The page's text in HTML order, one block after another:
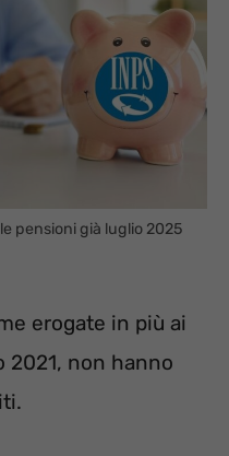
pensioni già luglio 2025
erogate in più ai
2021, non hanno